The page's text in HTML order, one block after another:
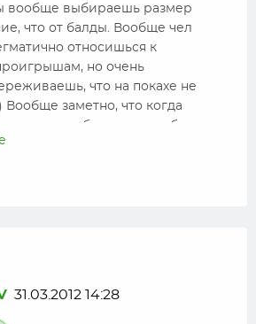
вообще выбираешь размер
что от балды. Вообще чел
относишься к
но очень
что на покахе не
Вообще заметно, что когда
на игру забиваешь, особенно в
заметно было, скинул
31.03.2012 14:28